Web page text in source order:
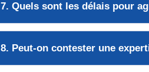
7. Quels sont les délais pour
8. Peut-on contester une